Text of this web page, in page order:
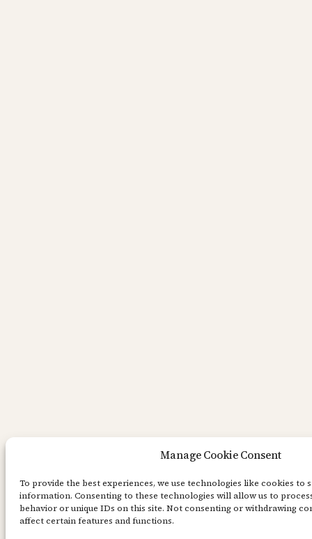
Manage Cookie Consent
To provide the best experiences, we use technologies like cookies to
information. Consenting to these technologies will allow us to
behavior or unique IDs on this site. Not consenting or withdrawing
affect certain features and functions.